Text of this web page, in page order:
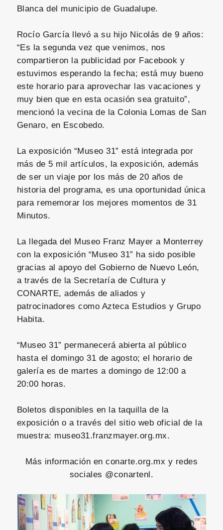
Blanca del municipio de Guadalupe.
Rocío García llevó a su hijo Nicolás de 9 años:
“Es la segunda vez que venimos, nos
compartieron la publicidad por Facebook y
estuvimos esperando la fecha; está muy bueno
este horario para aprovechar las vacaciones y
muy bien que en esta ocasión sea gratuito”,
mencionó la vecina de la Colonia Lomas de San
Genaro, en Escobedo.
La exposición “Museo 31” está integrada por
más de 5 mil artículos, la exposición, además
de ser un viaje por los más de 20 años de
historia del programa, es una oportunidad única
para rememorar los mejores momentos de 31
Minutos.
La llegada del Museo Franz Mayer a Monterrey
con la exposición “Museo 31” ha sido posible
gracias al apoyo del Gobierno de Nuevo León,
a través de la Secretaría de Cultura y
CONARTE, además de aliados y
patrocinadores como Azteca Estudios y Grupo
Habita.
“Museo 31” permanecerá abierta al público
hasta el domingo 31 de agosto; el horario de
galería es de martes a domingo de 12:00 a
20:00 horas.
Boletos disponibles en la taquilla de la
exposición o a través del sitio web oficial de la
muestra: museo31.franzmayer.org.mx.
Más información en conarte.org.mx y redes
sociales @conartenl.